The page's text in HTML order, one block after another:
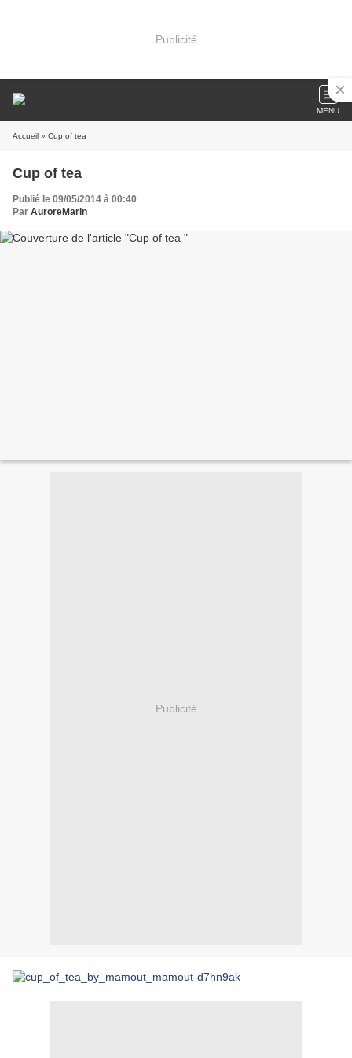
Publicité
MENU
Accueil » Cup of tea
Cup of tea
Publié le 09/05/2014 à 00:40
Par AuroreMarin
Publicité